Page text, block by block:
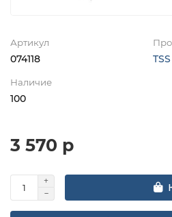
Артикул
074118 TSS
Наличие
100
3 570 р